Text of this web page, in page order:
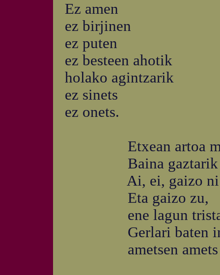
Ez amen
ez birjinen
ez puten
ez besteen ahotik
holako agintzarik
ez sinets
ez onets.
Etxean artoa
Baina gaztarik
Ai, ei, gaizo ni
Eta gaizo zu,
ene lagun
Gerlari baten
ametsen amets